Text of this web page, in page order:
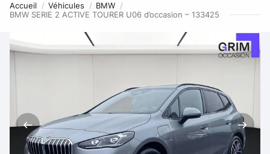
Accueil Véhicules
BMW
BMW SERIE 2 ACTIVE TOURER U06 d’occasion – 133425